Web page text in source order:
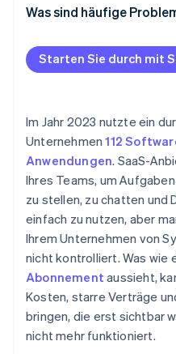
Jetzt
Bereitstellung
Skalierbarkeit
Sicherheit und
Sicherheit und
Zuverlässigkeit und
Support und Service
Preis- und
Anbieterreputation und
Exit-Strategie
Was sind häufige
Ungenaue oder fehlende
Lockere
Versteckte Gebühren
Unflexible Bedingungen
oben oder unten
Einseitige Rechte
Starten Sie durch mit
Im Jahr 2023 nutzte ein
Unternehmen112
Anwendungen. SaaS-
Ihres Teams, um
zu stellen, zu chatten und
einfach zu nutzen, aber
Ihrem Unternehmen von
nicht kontrolliert. Was wie
Abonnement aussieht,
Kosten, starre Verträge
bringen, die erst sichtbar
nicht mehr funktioniert.